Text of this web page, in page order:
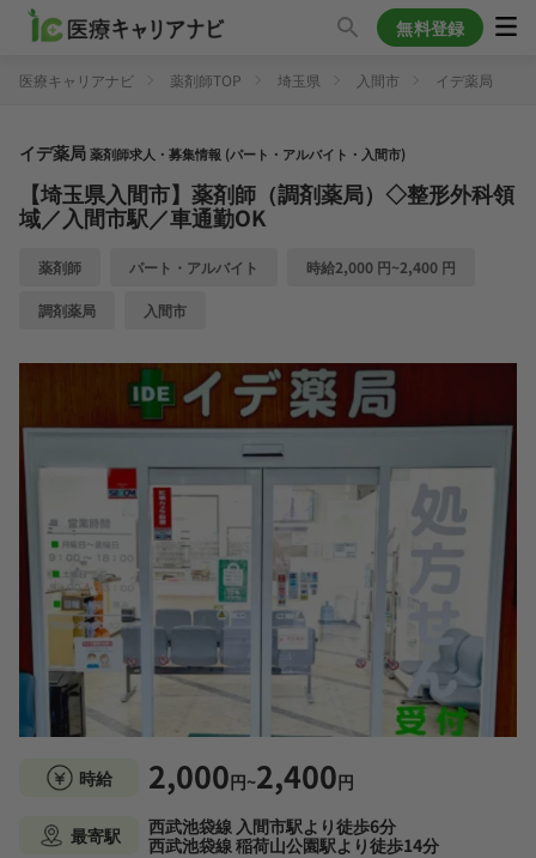
無料登録
医療キャリアナビ 薬剤師TOP 埼玉県 入間市 イデ薬局
イデ薬局薬剤師求人・募集情報 (パート・アルバイト・入間市)
【埼玉県入間市】薬剤師（調剤薬局）◇整形外科領
域／入間市駅／車通勤OK
薬剤師 パート・アルバイト 時給2,000 円~2,400 円
調剤薬局 入間市
時給 2,000円~2,400円
最寄駅
西武池袋線 入間市駅より徒歩6分
西武池袋線 稲荷山公園駅より徒歩14分